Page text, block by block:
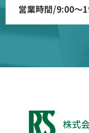
営業時間/9:00～